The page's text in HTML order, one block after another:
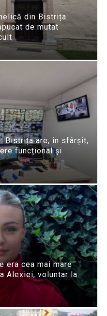
din Bistrița:
de mutat
Bistrița are, în sfârșit,
funcțional și
era cea mai mare
Alexiei, voluntar la